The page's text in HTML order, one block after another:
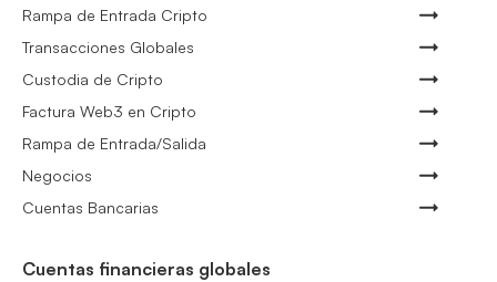
Rampa de Entrada Cripto
Transacciones Globales
Custodia de Cripto
Factura Web3 en Cripto
Rampa de Entrada/Salida
Negocios
Cuentas Bancarias
Cuentas financieras globales